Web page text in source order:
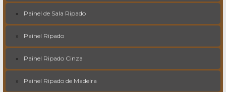
Painel de Sala Ripado
Painel Ripado
Painel Ripado Cinza
Painel Ripado de Madeira